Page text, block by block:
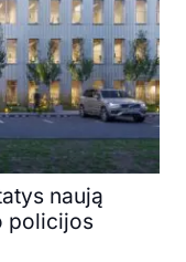
naują
policijos